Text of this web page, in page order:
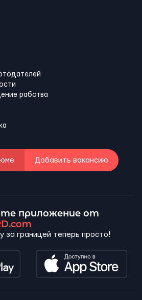
рабства
Добавить вакансию
приложение от
за границей теперь просто!